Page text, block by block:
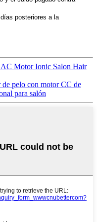
posteriores a la
AC Motor Ionic Salon Hair
de pelo con motor CC de
para salón